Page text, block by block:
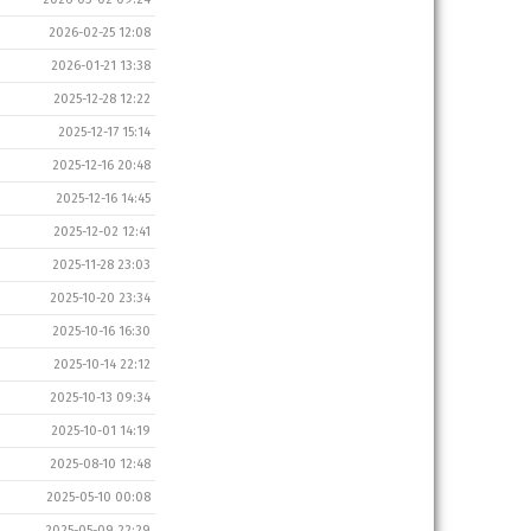
2026-02-25 12:08
2026-01-21 13:38
2025-12-28 12:22
2025-12-17 15:14
2025-12-16 20:48
2025-12-16 14:45
2025-12-02 12:41
2025-11-28 23:03
2025-10-20 23:34
2025-10-16 16:30
2025-10-14 22:12
2025-10-13 09:34
2025-10-01 14:19
2025-08-10 12:48
2025-05-10 00:08